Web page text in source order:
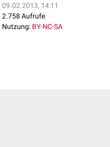
09.02.2013, 14:11
2.758 Aufrufe
Nutzung: BY-NC-SA